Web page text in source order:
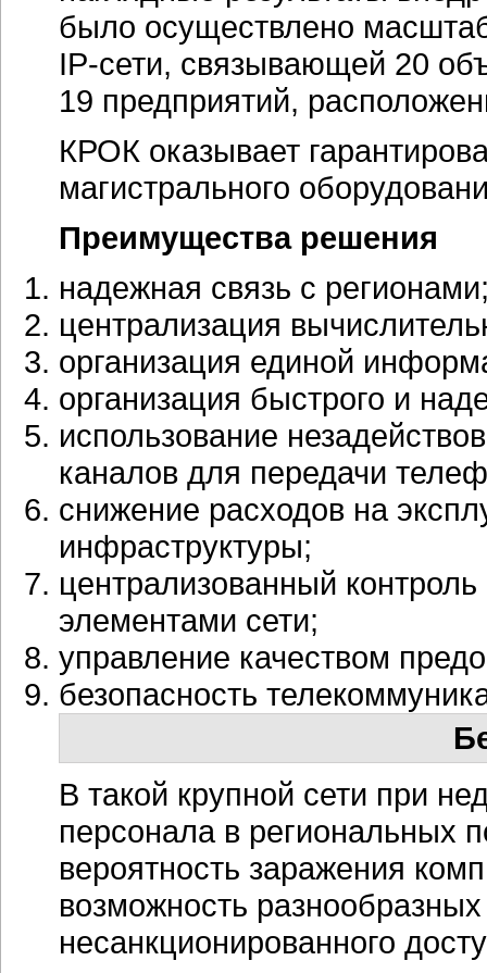
было осуществлено
IP-сети, связывающей 20
19 предприятий,
КРОК оказывает
магистрального
Преимущества решения
надежная связь с
централизация
организация единой
организация быстрого и
использование
каналов для передачи
снижение расходов на
инфраструктуры;
централизованный
элементами сети;
управление качеством
безопасность
В такой крупной сети при
персонала в региональных
вероятность заражения
возможность
несанкционированного